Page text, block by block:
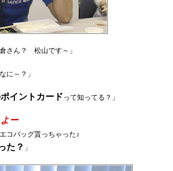
さん？ 松山です～」
に～？」
イントカードって知ってる？」
ー
ッグ貰っちゃった♪
た？ 」